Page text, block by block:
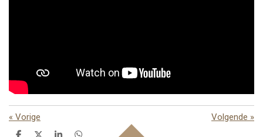
« Vorige Volgende »